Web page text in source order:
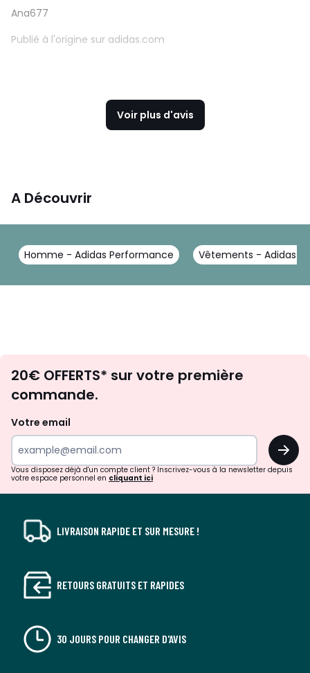
Ana677
Publié à l'origine sur adidas.com
Voir plus d'avis
A Découvrir
Homme - Adidas Performance Vêtements - Adidas
d'inspirations
surprises?
20€ OFFERTS* sur votre première
commande.
Votre email
OK
Vous disposez déjà d'un compte client ? Inscrivez-vous à la newsletter depuis
votre espace personnel en cliquant ici
LIVRAISON RAPIDE ET SUR MESURE !
RETOURS GRATUITS ET RAPIDES
30 JOURS POUR CHANGER D'AVIS